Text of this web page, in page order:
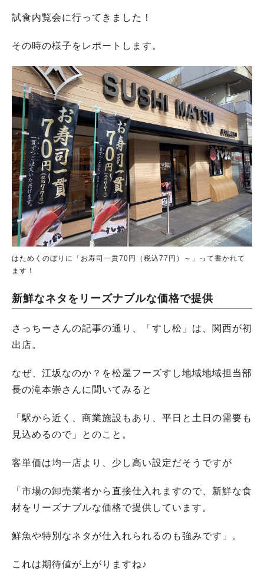
試食内覧会に行ってきました！
その時の様子をレポートします。
はためくのぼりに「お寿司一貫70円（税込77円）～」って書かれて
ます！
新鮮なネタをリーズナブルな価格で提供
さっちーさんの記事の通り、「すし松」は、関西が初
出店。
なぜ、江坂なのか？を松屋フーズすし地域地域担当部
長の滝本崇さんに聞いてみると
「駅から近く、商業施設もあり、平日と土日の需要も
見込めるので」とのこと。
客単価は均一店より、少し高い設定だそうですが
「市場の卸売業者から直接仕入れますので、新鮮な食
材をリーズナブルな価格で提供しています。
鮮魚や特別なネタが仕入れられるのも強みです」。
これは期待値が上がりますね♪